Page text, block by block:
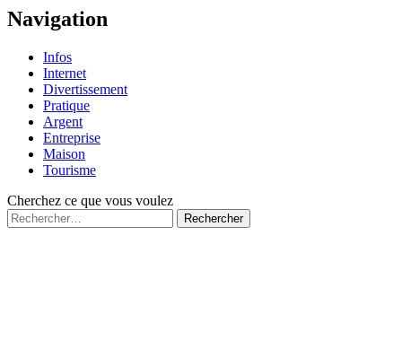
page
Navigation
Infos
Internet
Divertissement
Pratique
Argent
Entreprise
Maison
Tourisme
Cherchez ce que vous voulez
Rechercher :